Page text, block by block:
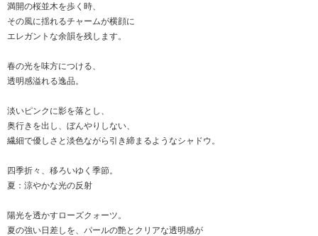
満開の桜並木を歩く時、
その風に揺れるチャームが横顔に
エレガントな余韻を残します。
春の光を味方につける、
透明感溢れる逸品。
淡いピンクに影を落とし、
奥行きを出し、ぼんやりしない、
繊細で優しさと淡色ながら引き締まるようなシャドウ。
四季折々、移ろいゆく季節。
夏：涼やかな光の反射
陽光を透かすローズクォーツ。
夏の強い日差しを、パールの艶とクリアな透明感が